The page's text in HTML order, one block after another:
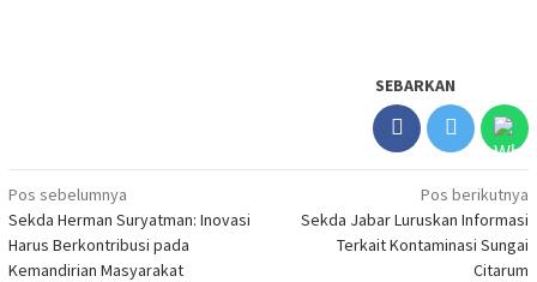
SEBARKAN
Navigasi
pos
Pos sebelumnya
Sekda Herman Suryatman: Inovasi
Harus Berkontribusi pada
Kemandirian Masyarakat
Pos berikutnya
Sekda Jabar Luruskan Informasi
Terkait Kontaminasi Sungai
Citarum